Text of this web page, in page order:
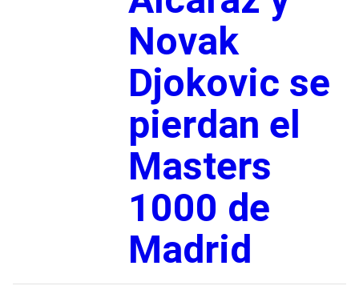
Novak
Djokovic se
pierdan el
Masters
1000 de
Madrid